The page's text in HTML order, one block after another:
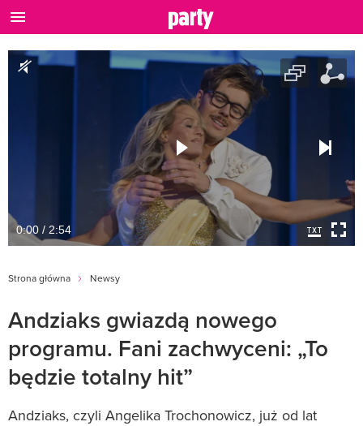
0:00 / 2:54
Strona główna Newsy
Andziaks gwiazdą nowego
programu. Fani zachwyceni: „To
będzie totalny hit”
Andziaks, czyli Angelika Trochonowicz, już od lat